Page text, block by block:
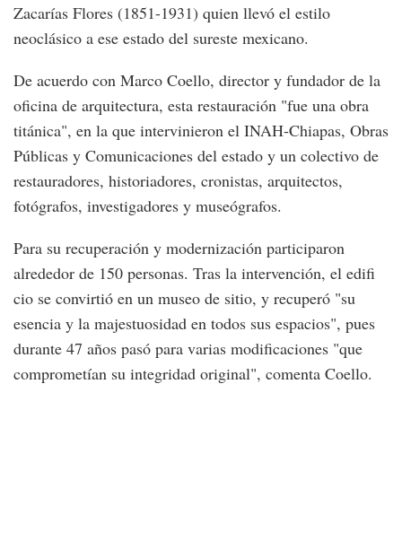
Zacarías Flores (1851-1931) quien llevó el estilo
neoclásico a ese estado del sureste mexicano.
De acuerdo con Marco Coello, director y fundador de la
oficina de arquitectura, esta restauración "fue una obra
titánica", en la que intervinieron el INAH-Chiapas, Obras
Públicas y Comunicaciones del estado y un colectivo de
restauradores, historiadores, cronistas, arquitectos,
fotógrafos, investigadores y museógrafos.
Para su recuperación y modernización participaron
alrededor de 150 personas. Tras la intervención, el edifi
cio se convirtió en un museo de sitio, y recuperó "su
esencia y la majestuosidad en todos sus espacios", pues
durante 47 años pasó para varias modificaciones "que
comprometían su integridad original", comenta Coello.